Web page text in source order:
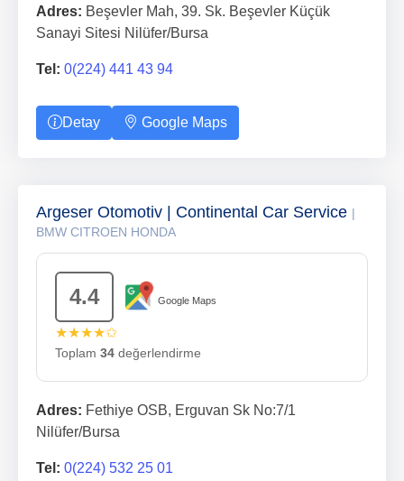
Adres: Beşevler Mah, 39. Sk. Beşevler Küçük
Sanayi Sitesi Nilüfer/Bursa
Tel: 0(224) 441 43 94
Detay Google Maps
Argeser Otomotiv | Continental Car Service |
BMW CITROEN HONDA
4.4 Google Maps
★★★★✩
Toplam 34 değerlendirme
Adres: Fethiye OSB, Erguvan Sk No:7/1
Nilüfer/Bursa
Tel: 0(224) 532 25 01